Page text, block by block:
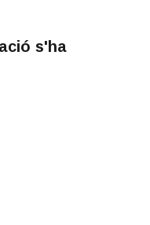
s'ha